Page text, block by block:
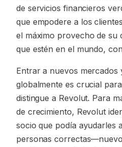
de servicios financieros
que empodere a los
el máximo provecho de su
que estén en el mundo,
Entrar a nuevos mercados
globalmente es crucial
distingue a Revolut. Para
de crecimiento, Revolut
socio que podía ayudarles
personas